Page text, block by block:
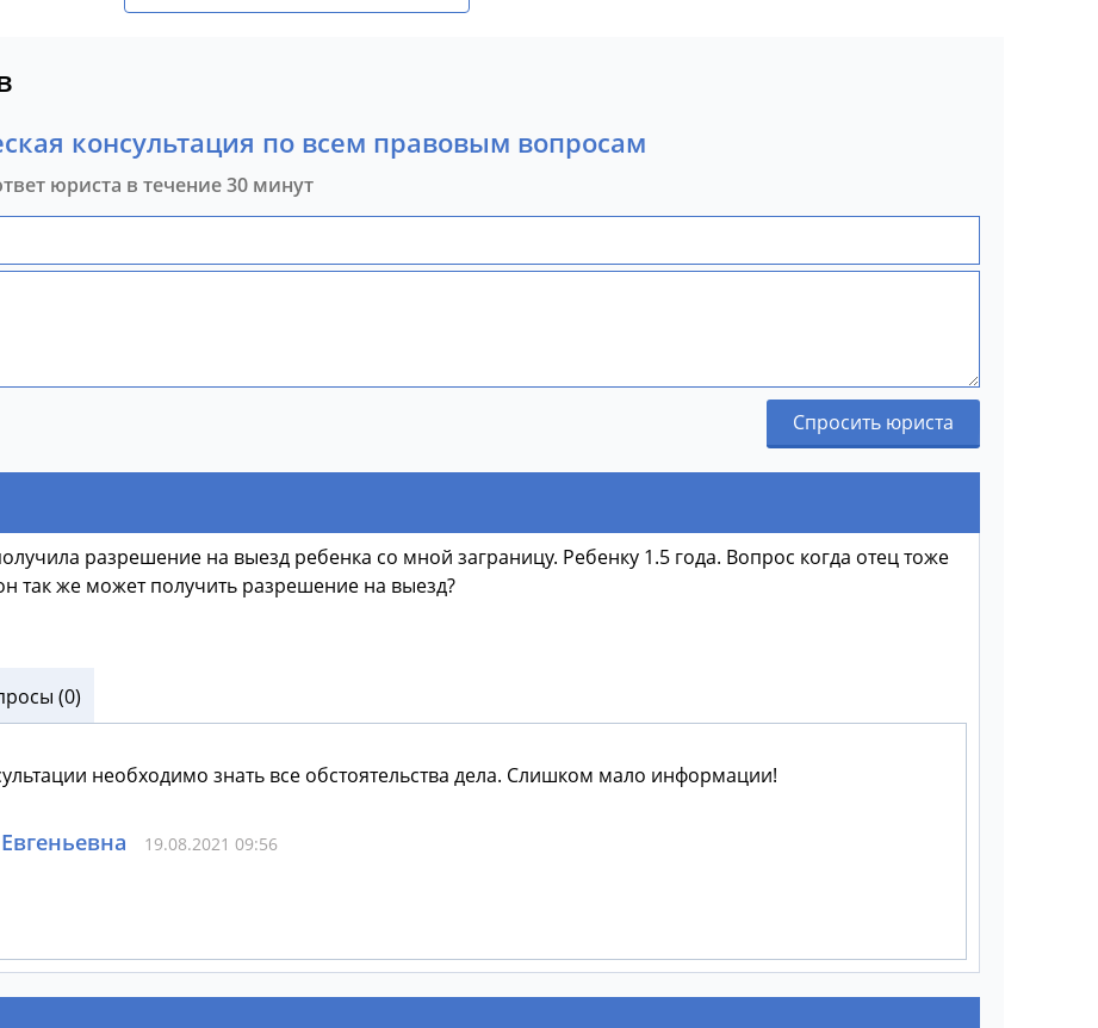
консультация по всем правовым вопросам
юриста в течение 30 минут
Спросить юриста
разрешение на выезд ребенка со мной заграницу. Ребенку 1.5 года. Вопрос когда отец тоже
так же может получить разрешение на выезд?
(0)
необходимо знать все обстоятельства дела. Слишком мало информации!
19.08.2021 09:56